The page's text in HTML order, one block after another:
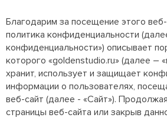
Благодарим за посещение этого
политика конфиденциальности
конфиденциальности») описывает
которого «goldenstudio.ru» (далее –
хранит, использует и защищает
информации о пользователях,
веб-сайт (далее - «Сайт»).
страницы веб-сайта или закрыв